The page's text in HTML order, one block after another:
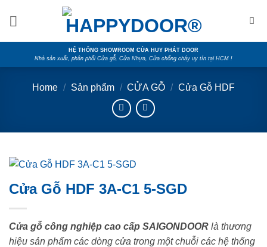
HỆ THỐNG SHOWROOM CỬA HUY PHÁT DOOR
Nhà sản xuất, phân phối Cửa gỗ, Cửa Nhựa, Cửa chống cháy uy tín tại HCM !
Home / Sản phẩm / CỬA GỖ / Cửa Gỗ HDF
Cửa Gỗ HDF 3A-C1 5-SGD
Cửa gỗ công nghiệp cao cấp SAIGONDOOR là thương
hiệu sản phẩm các dòng cửa trong một chuỗi các hệ thống